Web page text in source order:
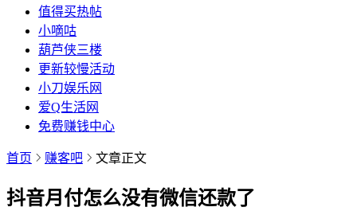
值得买热帖
小嘀咕
葫芦侠三楼
更新较慢活动
小刀娱乐网
爱Q生活网
免费赚钱中心
首页 赚客吧 文章正文
抖音月付怎么没有微信还款了